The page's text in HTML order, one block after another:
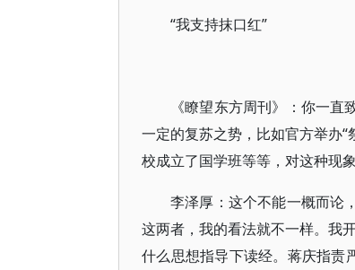
“我支持抹口红”
《瞭望东方周刊》：你一
一定的复苏之势，比如官方举办
校成立了国学班等等，对这种现
李泽厚：这个不能一概而论
这两者，我的看法就不一样。我
什么思想指导下读经。蒋庆指责